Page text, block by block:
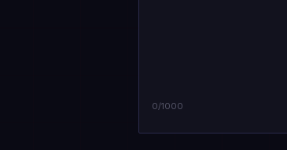
0/1000